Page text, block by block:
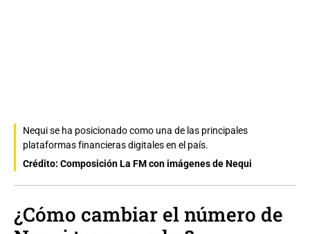
Nequi se ha posicionado como una de las principales
plataformas financieras digitales en el país.
Crédito: Composición La FM con imágenes de Nequi
¿Cómo cambiar el número de